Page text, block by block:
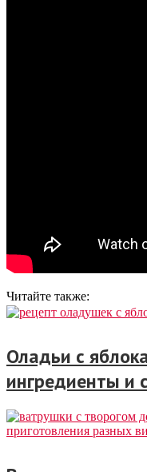
Читайте также:
Оладьи с
ингредиенты и